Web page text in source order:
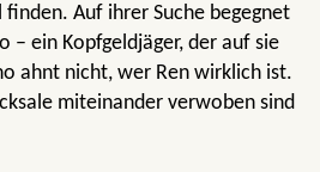
Auf ihrer Suche begegnet
– ein Kopfgeldjäger, der auf sie
ahnt nicht, wer Ren wirklich ist.
miteinander verwoben sind